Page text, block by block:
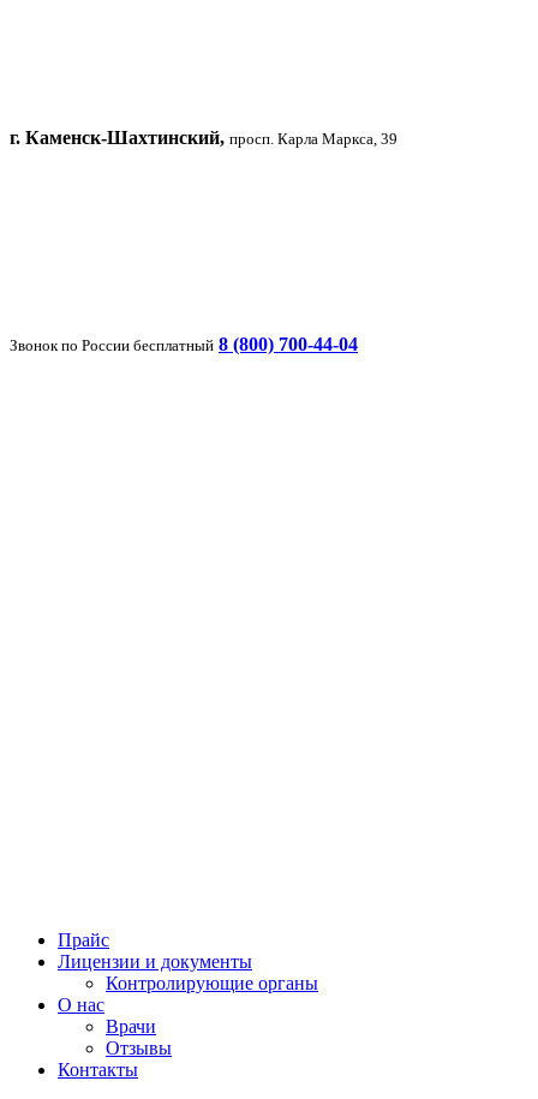
г. Каменск-Шахтинский, просп. Карла Маркса, 39
Звонок по России бесплатный 8 (800) 700-44-04
Прайс
Лицензии и документы
Контролирующие органы
О нас
Врачи
Отзывы
Контакты